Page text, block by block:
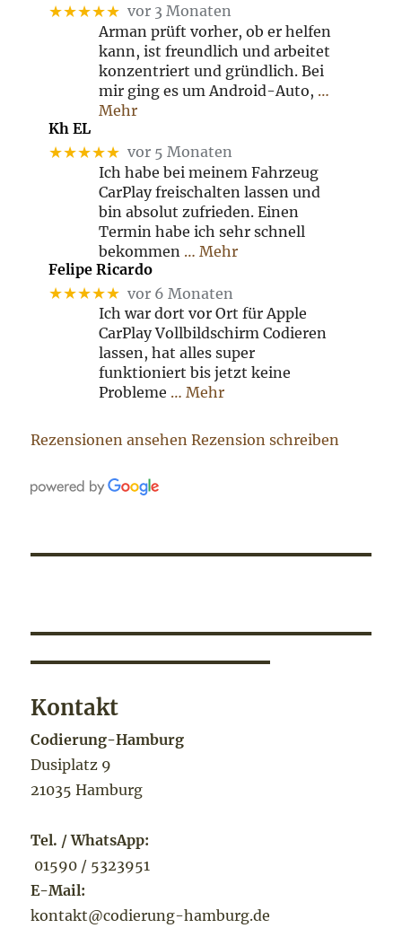
★★★★★ vor 3 Monaten
Arman prüft vorher, ob er helfen
kann, ist freundlich und arbeitet
konzentriert und gründlich. Bei
mir ging es um Android-Auto, …
Mehr
Kh EL
★★★★★ vor 5 Monaten
Ich habe bei meinem Fahrzeug
CarPlay freischalten lassen und
bin absolut zufrieden. Einen
Termin habe ich sehr schnell
bekommen … Mehr
Felipe Ricardo
★★★★★ vor 6 Monaten
Ich war dort vor Ort für Apple
CarPlay Vollbildschirm Codieren
lassen, hat alles super
funktioniert bis jetzt keine
Probleme … Mehr
Rezensionen ansehen Rezension schreiben
Kontakt
Codierung-Hamburg
Dusiplatz 9
21035 Hamburg
Tel. / WhatsApp:
01590 / 5323951
E-Mail:
kontakt@codierung-hamburg.de